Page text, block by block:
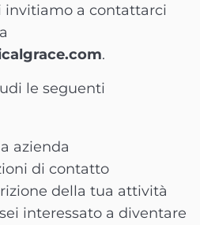
a contattarci
.
le seguenti
azienda
di contatto
della tua attività
interessato a diventare